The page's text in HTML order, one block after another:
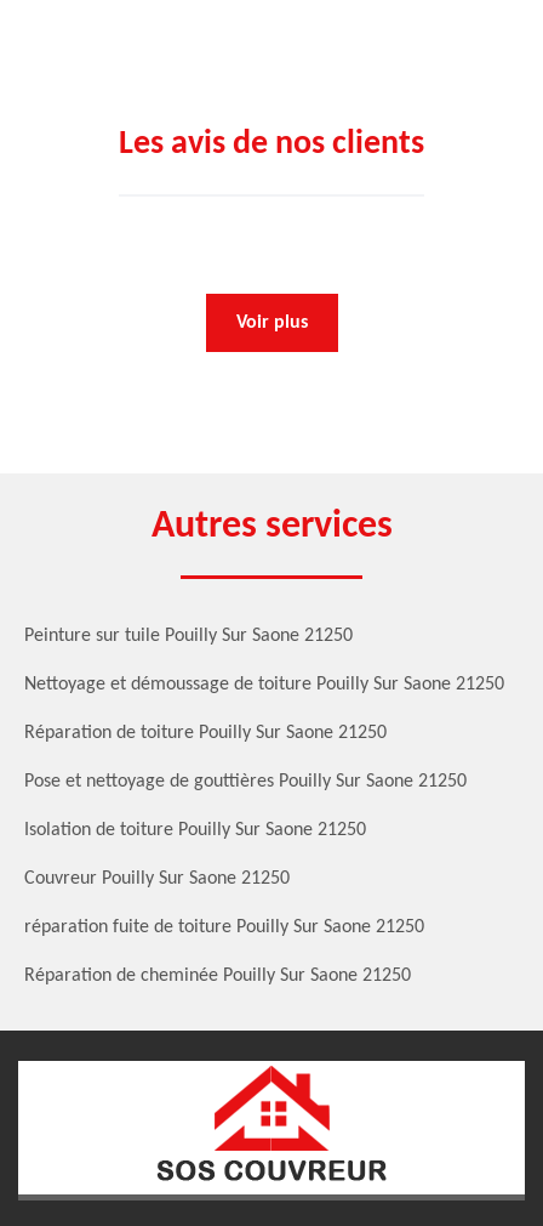
Les avis de nos clients
Voir plus
Autres services
Peinture sur tuile Pouilly Sur Saone 21250
Nettoyage et démoussage de toiture Pouilly Sur Saone 21250
Réparation de toiture Pouilly Sur Saone 21250
Pose et nettoyage de gouttières Pouilly Sur Saone 21250
Isolation de toiture Pouilly Sur Saone 21250
Couvreur Pouilly Sur Saone 21250
réparation fuite de toiture Pouilly Sur Saone 21250
Réparation de cheminée Pouilly Sur Saone 21250